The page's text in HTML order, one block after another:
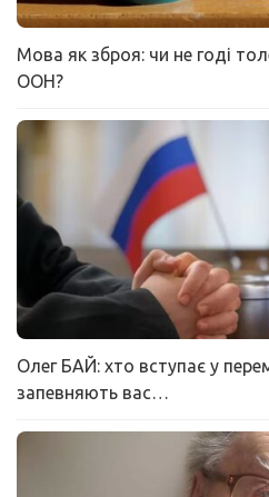
Мова як зброя: чи не годі
ООН?
Олег БАЙ: хто вступає у
запевняють вас…